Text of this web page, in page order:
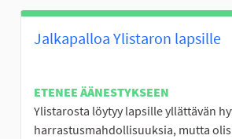
Jalkapalloa Ylistaron lapsille
ETENEE ÄÄNESTYKSEEN
Ylistarosta löytyy lapsille yllättävän
harrastusmahdollisuuksia, mutta